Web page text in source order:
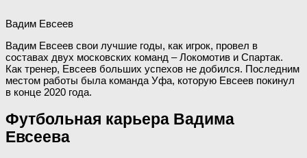
Вадим Евсеев
Вадим Евсеев свои лучшие годы, как игрок, провел в
составах двух московских команд – Локомотив и Спартак.
Как тренер, Евсеев больших успехов не добился. Последним
местом работы была команда Уфа, которую Евсеев покинул
в конце 2020 года.
Футбольная карьера Вадима
Евсеева